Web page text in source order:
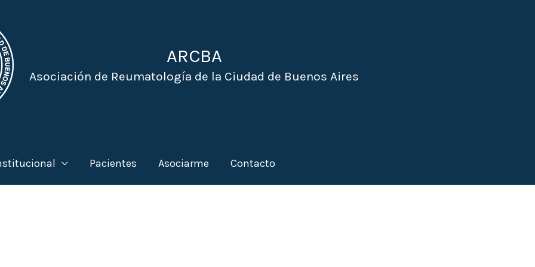
ARCBA
Asociación de Reumatología de la Ciudad de Buenos Aires
Pacientes Asociarme Contacto